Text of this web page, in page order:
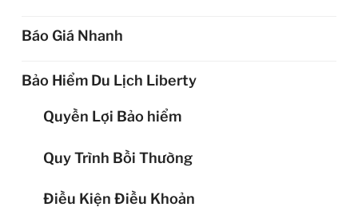
Báo Giá Nhanh
Bảo Hiểm Du Lịch Liberty
Quyền Lợi Bảo hiểm
Quy Trình Bồi Thường
Điều Kiện Điều Khoản